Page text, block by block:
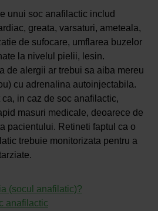
unui soc anafilactic includ
greata, varsaturi, ameteala,
de sufocare, umflarea buzelor
la nivelul pielii, lesin.
de alergii ar trebui sa aiba mereu
cu adrenalina autoinjectabila.
in caz de soc anafilactic,
masuri medicale, deoarece de
pacientului. Retineti faptul ca o
trebuie monitorizata pentru a
(socul anafilatic)?
anafilactic